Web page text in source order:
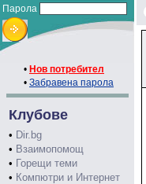
Парола
• Нов потребител
• Забравена парола
Клубове
• Dir.bg
• Взаимопомощ
• Горещи теми
• Компютри и Интернет